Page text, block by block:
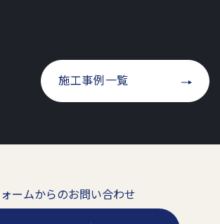
施工事例一覧
ームからのお問い合わせ